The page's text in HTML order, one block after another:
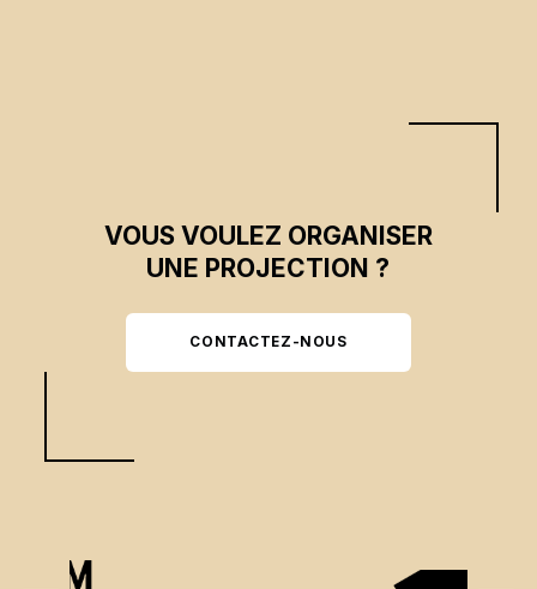
VOUS VOULEZ ORGANISER
UNE PROJECTION ?
CONTACTEZ-NOUS